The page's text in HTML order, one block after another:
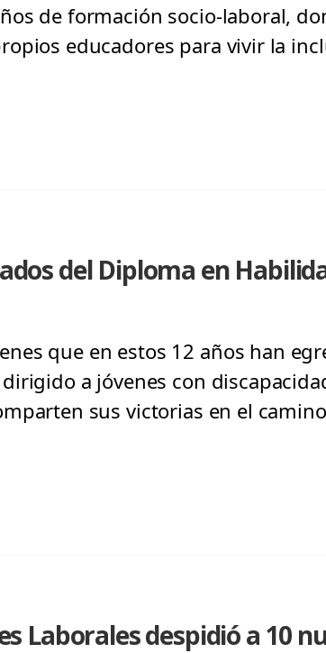
de formación socio-laboral,
educadores para vivir la
del Diploma en
que en estos 12 años han
a jóvenes con
sus victorias en el
Laborales despidió a 10